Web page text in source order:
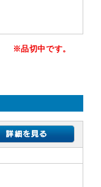
※品切中です。